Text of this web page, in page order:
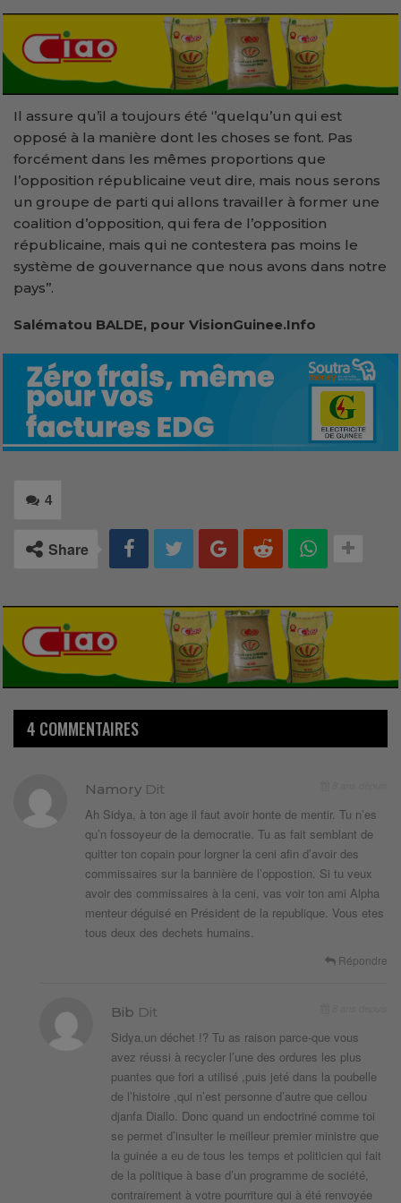
Il assure qu’il a toujours été ‘’quelqu’un qui est
opposé à la manière dont les choses se font. Pas
forcément dans les mêmes proportions que
l’opposition républicaine veut dire, mais nous serons
un groupe de parti qui allons travailler à former une
coalition d’opposition, qui fera de l’opposition
républicaine, mais qui ne contestera pas moins le
système de gouvernance que nous avons dans notre
pays’’.
Salématou BALDE, pour VisionGuinee.Info
4
Share
4 COMMENTAIRES
Namory Dit
Ah Sidya, à ton age il faut avoir honte de mentir. Tu n’es
qu’n fossoyeur de la democratie. Tu as fait semblant de
quitter ton copain pour lorgner la ceni afin d’avoir des
commissaires sur la bannière de l’oppostion. Si tu veux
avoir des commissaires à la ceni, vas voir ton ami Alpha
menteur déguisé en Président de la republique. Vous etes
tous deux des dechets humains.
Répondre
Bib Dit
Sidya,un déchet !? Tu as raison parce-que vous
avez réussi à recycler l’une des ordures les plus
puantes que fori a utilisé ,puis jeté dans la poubelle
de l’histoire ,qui n’est personne d’autre que cellou
djanfa Diallo. Donc quand un endoctriné comme toi
se permet d’insulter le meilleur premier ministre que
la guinée a eu de tous les temps et politicien qui fait
de la politique à base d’un programme de société,
contrairement à votre pourriture qui à été renvoyée